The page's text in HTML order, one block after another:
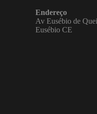
Endereço
Av Eusébio de
Eusébio CE